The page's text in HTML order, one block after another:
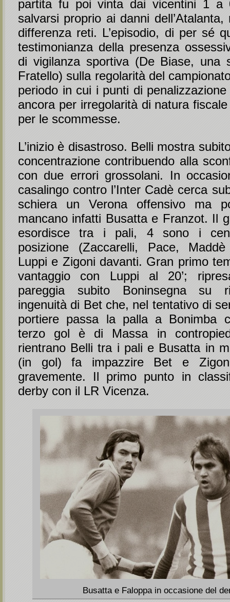
partita fu poi vinta dai vicentini 1 a
salvarsi proprio ai danni
differenza reti. L’episodio, di per sé
testimonianza della presenza
di vigilanza sportiva (De Biase, una
Fratello) sulla regolarità del
periodo in cui i punti di
ancora per irregolarità di natura
per le scommesse.
L’inizio è disastroso. Belli mostra
concentrazione contribuendo alla
con due errori grossolani. In
casalingo contro l’Inter Cadè cerca
schiera un Verona offensivo ma
mancano infatti Busatta e Franzot. Il
esordisce tra i pali, 4 sono i
posizione (Zaccarelli, Pace,
Luppi e Zigoni davanti. Gran primo
vantaggio con Luppi al 20’;
pareggia subito Boninsegna su
ingenuità di Bet che, nel tentativo di
portiere passa la palla a Bonimba
terzo gol è di Massa in
rientrano Belli tra i pali e Busatta in
(in gol) fa impazzire Bet e
gravemente. Il primo punto in
derby con il LR Vicenza.
Busatta e Faloppa in occasione del